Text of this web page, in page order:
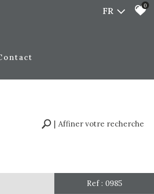
FR 0
contact
Affiner votre recherche
plus de critères
Ref : 0985